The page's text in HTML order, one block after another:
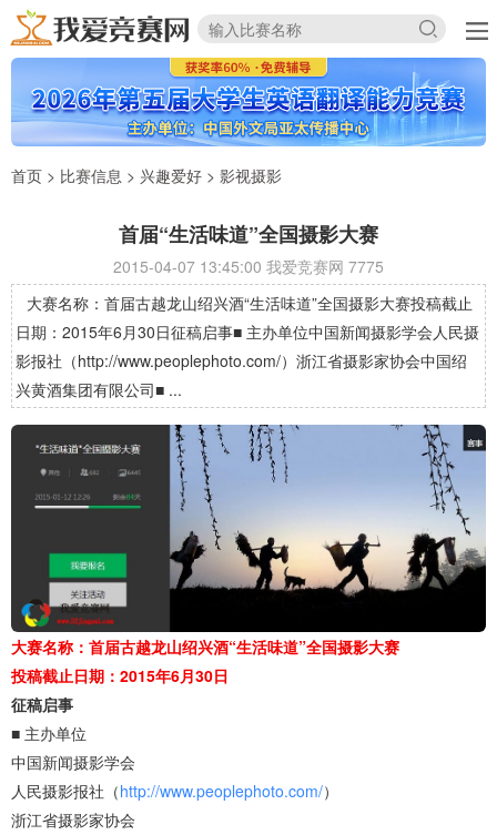
首页 > 比赛信息 > 兴趣爱好 > 影视摄影
首届“生活味道”全国摄影大赛
2015-04-07 13:45:00 我爱竞赛网 7775
大赛名称：首届古越龙山绍兴酒“生活味道”全国摄影大赛投稿截止
日期：2015年6月30日征稿启事■ 主办单位中国新闻摄影学会人民摄
影报社（http://www.peoplephoto.com/）浙江省摄影家协会中国绍
兴黄酒集团有限公司■ ...
大赛名称：首届古越龙山绍兴酒“生活味道”全国摄影大赛
投稿截止日期：2015年6月30日
征稿启事
■ 主办单位
中国新闻摄影学会
人民摄影报社（http://www.peoplephoto.com/）
浙江省摄影家协会